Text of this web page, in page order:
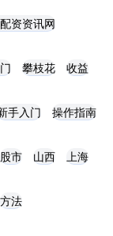
资资讯网
攀枝花 收益
手入门 操作指南
股市 山西 上海
方法